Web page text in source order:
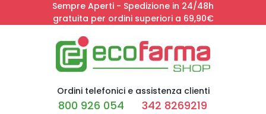
Sempre Aperti - Spedizione in 24/48h
gratuita per ordini superiori a 69,90€
Ordini telefonici e assistenza clienti
800 926 054 342 8269219